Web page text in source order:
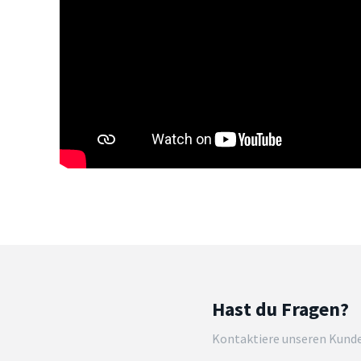
Hast du Fragen?
Kontaktiere unseren